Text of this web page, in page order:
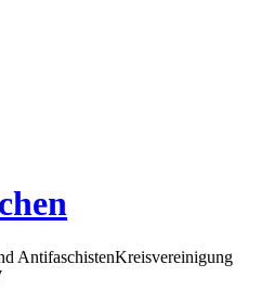
AntifaschistenKreisvereinigung